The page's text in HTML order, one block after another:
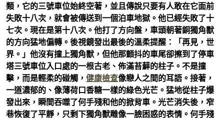
類，它的三號車位始終空著，並且傳說只要有人敢在它面前
失敗十八次，就會被傳送到一個泊車地獄。他已經失敗了十
七次。現在是第十八次。他打了方向盤，車頭朝著銅獨角獸
的方向猛地偏轉。後視鏡發出最後的溫柔提醒：「再見，世
界。」他沒有撞上獨角獸，但他那顫抖的車尾卻擦到了停車
塔三號車位入口處的一根古老、佈滿苔蘚的柱子。不是撞
擊，而是輕柔的碰觸， 健康檢查像戀人之間的耳語。接著，
一道濃郁的、像薄荷口香糖一樣的綠色光芒。猛地從柱子爆
發出來，瞬間吞噬了何手殘和他的掀背車。光芒消失後，窄
巷恢復了平靜，只剩下獨角獸雕像一臉困惑的表情。何手殘